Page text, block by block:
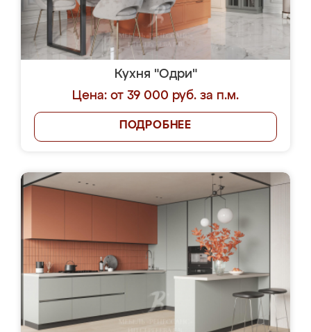
Кухня "Одри"
Цена: от 39 000 руб. за п.м.
ПОДРОБНЕЕ